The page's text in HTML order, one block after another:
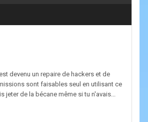
devenu un repaire de hackers et de
sont faisables seul en utilisant ce
de la bécane même si tu n'avais...